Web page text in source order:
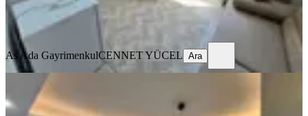
As Ada Gayrimenkul CENNET YÜCEL
Ara
As Ada GayrimenkulCENNET YÜCEL Ara
ÖNE ÇIKAN
Daire️